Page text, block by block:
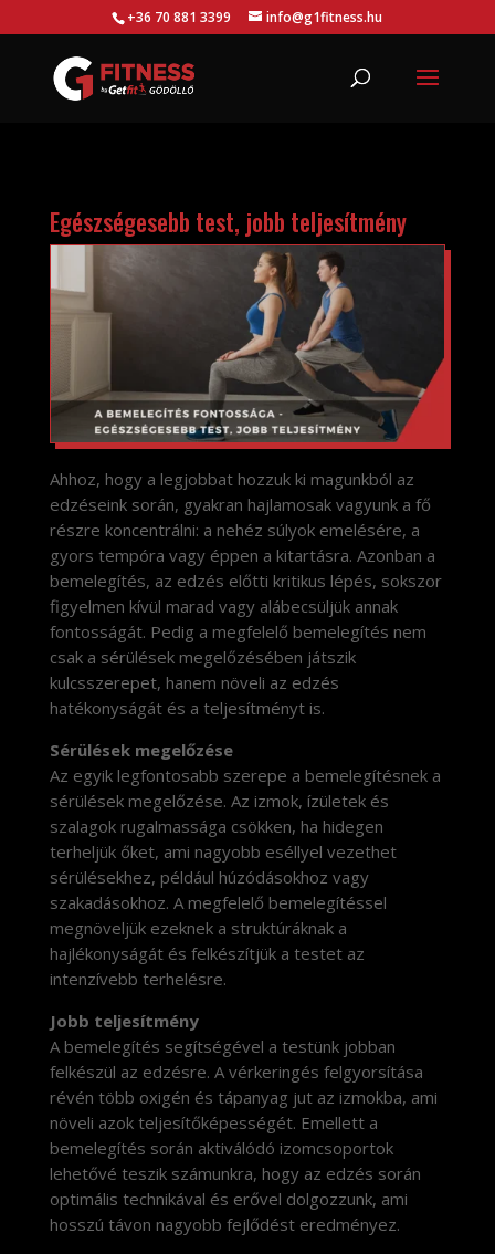
+36 70 881 3399 info@g1fitness.hu
Egészségesebb test, jobb teljesítmény
Ahhoz, hogy a legjobbat hozzuk ki magunkból az
edzéseink során, gyakran hajlamosak vagyunk a fő
részre koncentrálni: a nehéz súlyok emelésére, a
gyors tempóra vagy éppen a kitartásra. Azonban a
bemelegítés, az edzés előtti kritikus lépés, sokszor
figyelmen kívül marad vagy alábecsüljük annak
fontosságát. Pedig a megfelelő bemelegítés nem
csak a sérülések megelőzésében játszik
kulcsszerepet, hanem növeli az edzés
hatékonyságát és a teljesítményt is.
Sérülések megelőzése
Az egyik legfontosabb szerepe a bemelegítésnek a
sérülések megelőzése. Az izmok, ízületek és
szalagok rugalmassága csökken, ha hidegen
terheljük őket, ami nagyobb eséllyel vezethet
sérülésekhez, például húzódásokhoz vagy
szakadásokhoz. A megfelelő bemelegítéssel
megnöveljük ezeknek a struktúráknak a
hajlékonyságát és felkészítjük a testet az
intenzívebb terhelésre.
Jobb teljesítmény
A bemelegítés segítségével a testünk jobban
felkészül az edzésre. A vérkeringés felgyorsítása
révén több oxigén és tápanyag jut az izmokba, ami
növeli azok teljesítőképességét. Emellett a
bemelegítés során aktiválódó izomcsoportok
lehetővé teszik számunkra, hogy az edzés során
optimális technikával és erővel dolgozzunk, ami
hosszú távon nagyobb fejlődést eredményez.